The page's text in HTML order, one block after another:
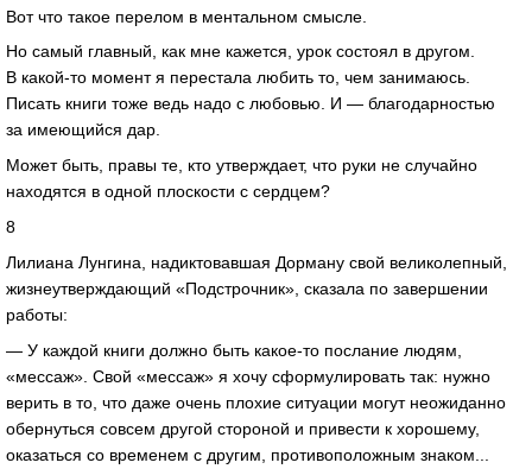
Вот что такое перелом в ментальном смысле.
Но самый главный, как мне кажется, урок состоял в другом.
В какой-то момент я перестала любить то, чем занимаюсь.
Писать книги тоже ведь надо с любовью. И — благодарностью
за имеющийся дар.
Может быть, правы те, кто утверждает, что руки не случайно
находятся в одной плоскости с сердцем?
8
Лилиана Лунгина, надиктовавшая Дорману свой великолепный,
жизнеутверждающий «Подстрочник», сказала по завершении
работы:
— У каждой книги должно быть какое-то послание людям,
«мессаж». Свой «мессаж» я хочу сформулировать так: нужно
верить в то, что даже очень плохие ситуации могут неожиданно
обернуться совсем другой стороной и привести к хорошему,
оказаться со временем с другим, противоположным знаком...